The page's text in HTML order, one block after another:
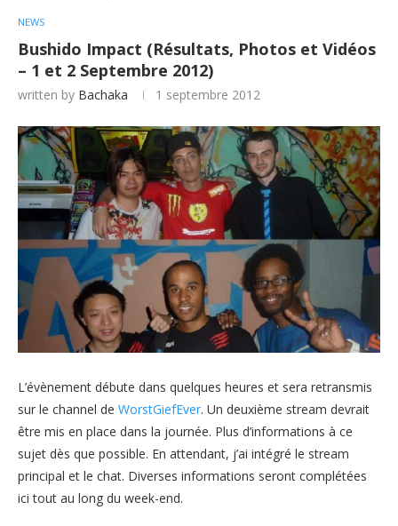
NEWS
Bushido Impact (Résultats, Photos et Vidéos
– 1 et 2 Septembre 2012)
written by Bachaka 1 septembre 2012
L’évènement débute dans quelques heures et sera retransmis
sur le channel de WorstGiefEver. Un deuxième stream devrait
être mis en place dans la journée. Plus d’informations à ce
sujet dès que possible. En attendant, j’ai intégré le stream
principal et le chat. Diverses informations seront complétées
ici tout au long du week-end.